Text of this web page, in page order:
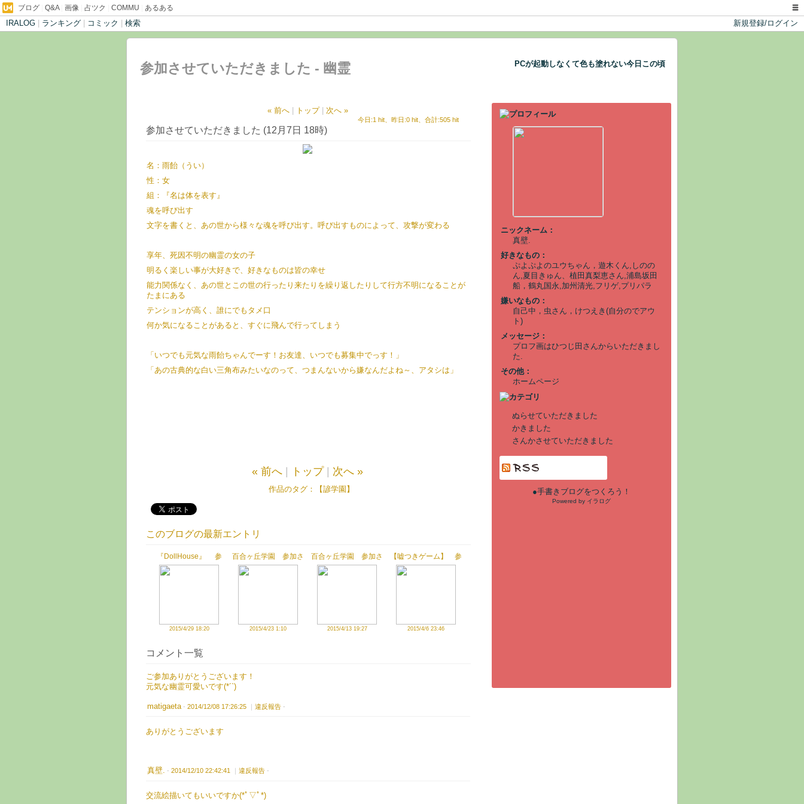
ブログ Q&A| 画像 占ツク COMMU あるある
IRALOG ランキング コミック 検索 新規登録/ログイン
参加させていただきました - 幽霊
屋敷☽の子供部屋
PCが起動しなくて色も塗れない今日この頃
« 前へ トップ 次へ »
今日:1 hit、昨日:0 hit、合計:505 hit
参加させていただきました (12月7日 18時)
名：雨飴（うい）
性：女
組：『名は体を表す』
魂を呼び出す
文字を書くと、あの世から様々な魂を呼び出す。呼び出すものによって、攻撃が変わる
享年、死因不明の幽霊の女の子
明るく楽しい事が大好きで、好きなものは皆の幸せ
能力関係なく、あの世とこの世の行ったり来たりを繰り返したりして行方不明になることが
たまにある
テンションが高く、誰にでもタメ口
何か気になることがあると、すぐに飛んで行ってしまう
「いつでも元気な雨飴ちゃんでーす！お友達、いつでも募集中でっす！」
「あの古典的な白い三角布みたいなのって、つまんないから嫌なんだよね～、アタシは」
« 前へ トップ 次へ »
作品のタグ： 【諺学園】
このブログの最新エントリ
『DollHouse』 参
加させていただきまし
2015/4/29 18:20
百合ヶ丘学園 参加さ
せていただきました
2015/4/23 1:10
百合ヶ丘学園 参加さ
せていただきました
2015/4/13 19:27
【嘘つきゲーム】 参
加させていただきまし
2015/4/6 23:46
コメント一覧
ご参加ありがとうございます！
元気な幽霊可愛いです(*´`)
matigaeta - 2014/12/08 17:26:25 ｜ 違反報告 -
ありがとうございます
真壁. - 2014/12/10 22:42:41 ｜ 違反報告 -
交流絵描いてもいいですか(*ﾟ▽ﾟ*)
ニックネーム：
真壁.
好きなもの：
ぷよぷよのユウちゃん，遊木くん,しのの
ん,夏目きゅん、植田真梨恵さん,浦島坂田
船，鶴丸国永,加州清光,フリゲ,プリパラ
嫌いなもの：
自己中，虫さん，けつえき(自分のでアウ
ト)
メッセージ：
プロフ画はひつじ田さんからいただきまし
た.
その他：
ホームページ
ぬらせていただきました
かきました
さんかさせていただきました
●手書きブログをつくろう！
Powered by イラログ